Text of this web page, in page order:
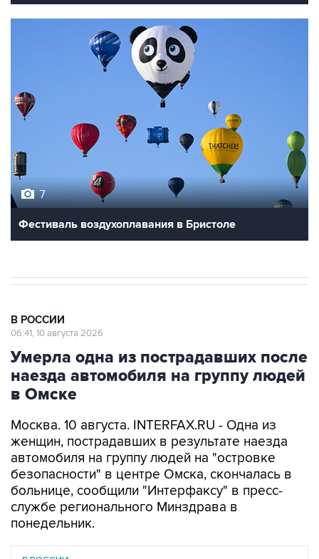
Фестиваль воздухоплавания в Бристоле
Умерла одна из пострадавших после
наезда автомобиля на группу людей
в Омске
Москва. 10 августа. INTERFAX.RU - Одна из
автомобиля на группу людей на "островке
безопасности" в центре Омска, скончалась в
больнице, сообщили "Интерфаксу" в пресс-
службе регионального Минздрава в
понедельник.
В РОССИИ